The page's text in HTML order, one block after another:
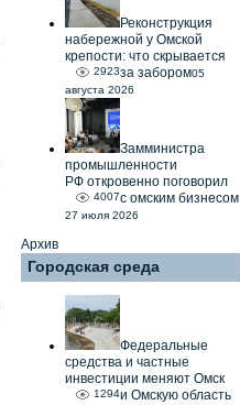
Реконструкция
набережной у Омской
крепости: что скрывается
за забором
2923
05
августа 2026
Замминистра
промышленности
РФ откровенно поговорил
с омским бизнесом
4007
27 июля 2026
Архив
Городская среда
Федеральные
средства и частные
инвестиции меняют Омск
и Омскую область
1294